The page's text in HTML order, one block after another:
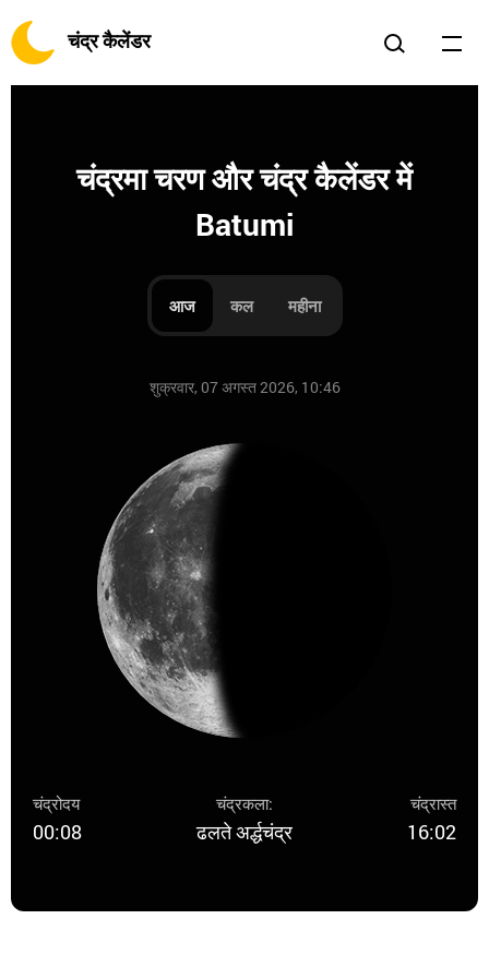
चंद्र कैलेंडर
चंद्रमा चरण और चंद्र कैलेंडर में
Batumi
आज कल महीना
शुक्रवार, 07 अगस्त 2026, 10:46
चंद्रोदय
00:08
चंद्रकला:
ढलते अर्द्धचंद्र
चंद्रास्त
16:02